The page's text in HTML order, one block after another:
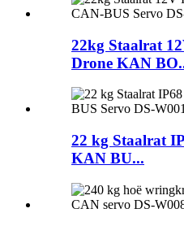
22kg Staalrat
Drone KAN
22 kg Staalrat
KAN BU...